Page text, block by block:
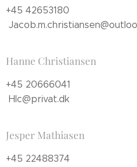
+45 42653180
Hanne Christiansen
+45 20666041
Hlc@privat.dk
Jesper Mathiasen
+45 22488374